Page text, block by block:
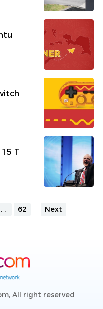
T
62 Next
All right reserved